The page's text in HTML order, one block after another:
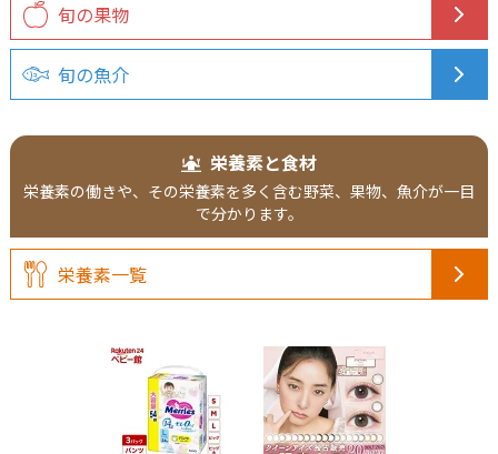
旬の果物
旬の魚介
栄養素と食材
栄養素の働きや、その栄養素を多く含む野菜、果物、魚介が一目
で分かります。
栄養素一覧